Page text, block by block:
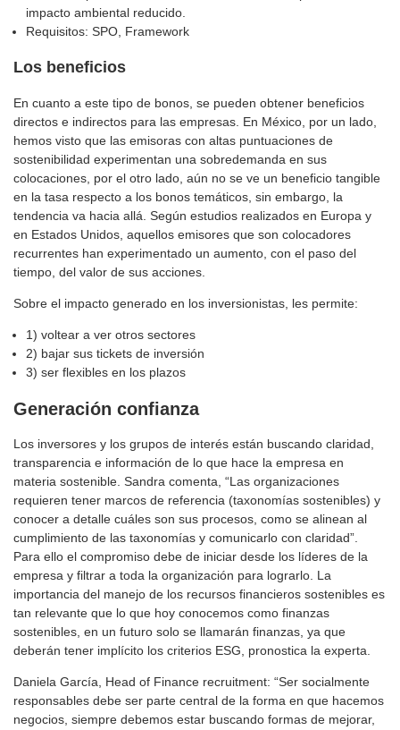
impacto ambiental reducido.
Requisitos: SPO, Framework
Los beneficios
En cuanto a este tipo de bonos, se pueden obtener beneficios
directos e indirectos para las empresas. En México, por un lado,
hemos visto que las emisoras con altas puntuaciones de
sostenibilidad experimentan una sobredemanda en sus
colocaciones, por el otro lado, aún no se ve un beneficio tangible
en la tasa respecto a los bonos temáticos, sin embargo, la
tendencia va hacia allá. Según estudios realizados en Europa y
en Estados Unidos, aquellos emisores que son colocadores
recurrentes han experimentado un aumento, con el paso del
tiempo, del valor de sus acciones.
Sobre el impacto generado en los inversionistas, les permite:
1) voltear a ver otros sectores
2) bajar sus tickets de inversión
3) ser flexibles en los plazos
Generación confianza
Los inversores y los grupos de interés están buscando claridad,
transparencia e información de lo que hace la empresa en
materia sostenible. Sandra comenta, “Las organizaciones
requieren tener marcos de referencia (taxonomías sostenibles) y
conocer a detalle cuáles son sus procesos, como se alinean al
cumplimiento de las taxonomías y comunicarlo con claridad”.
Para ello el compromiso debe de iniciar desde los líderes de la
empresa y filtrar a toda la organización para lograrlo. La
importancia del manejo de los recursos financieros sostenibles es
tan relevante que lo que hoy conocemos como finanzas
sostenibles, en un futuro solo se llamarán finanzas, ya que
deberán tener implícito los criterios ESG, pronostica la experta.
Daniela García, Head of Finance recruitment: “Ser socialmente
responsables debe ser parte central de la forma en que hacemos
negocios, siempre debemos estar buscando formas de mejorar,